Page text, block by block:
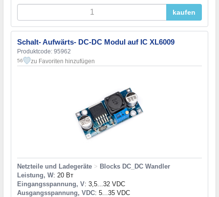
kaufen
Schalt- Aufwärts- DC-DC Modul auf IC XL6009
Produktcode: 95962
56 zu Favoriten hinzufügen
Netzteile und Ladegeräte > Blocks DC_DC Wandler
Leistung, W: 20 Вт
Eingangsspannung, V: 3,5...32 VDC
Ausgangsspannung, VDC: 5...35 VDC